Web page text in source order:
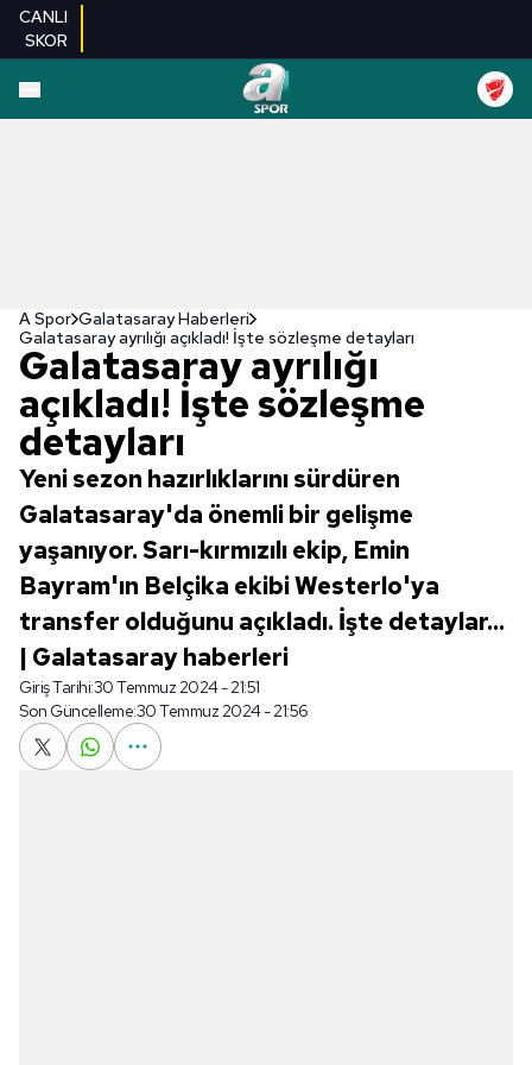
CANLI
SKOR
A Spor Galatasaray Haberleri
Galatasaray ayrılığı açıkladı! İşte sözleşme detayları
Galatasaray ayrılığı
açıkladı! İşte sözleşme
detayları
Yeni sezon hazırlıklarını sürdüren
Galatasaray'da önemli bir gelişme
yaşanıyor. Sarı-kırmızılı ekip, Emin
Bayram'ın Belçika ekibi Westerlo'ya
transfer olduğunu açıkladı. İşte detaylar...
| Galatasaray haberleri
Giriş Tarihi:30 Temmuz 2024 - 21:51
Son Güncelleme:30 Temmuz 2024 - 21:56